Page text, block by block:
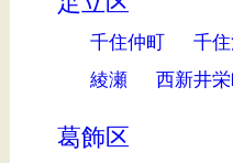
千住仲町 千
綾瀬
西新井
葛飾区